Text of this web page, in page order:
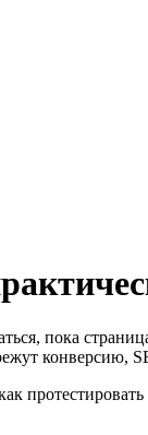
пока
конверсию,